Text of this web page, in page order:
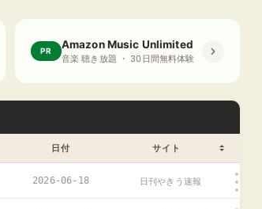
PR Amazon Music Unlimited
音楽 聴き放題 ・ 30日間無料体験
日付 サイト
2026-06-18 日刊やきう速報